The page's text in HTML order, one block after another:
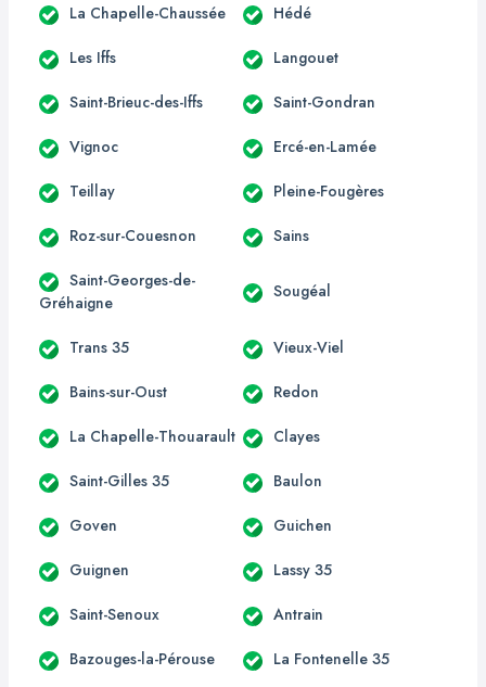
La Chapelle-Chaussée Hédé
Les Iffs Langouet
Saint-Brieuc-des-Iffs Saint-Gondran
Vignoc Ercé-en-Lamée
Teillay Pleine-Fougères
Roz-sur-Couesnon Sains
Saint-Georges-de-
Gréhaigne
Sougéal
Trans 35 Vieux-Viel
Bains-sur-Oust Redon
La Chapelle-Thouarault Clayes
Saint-Gilles 35 Baulon
Goven Guichen
Guignen Lassy 35
Saint-Senoux Antrain
Bazouges-la-Pérouse La Fontenelle 35